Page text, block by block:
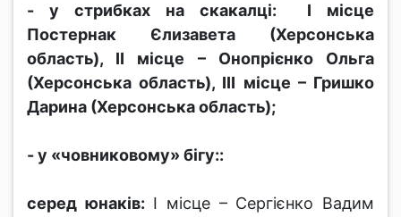
- у стрибках на скакалці: І місце
Постернак Єлизавета (Херсонська
область), ІІ місце – Онопрієнко Ольга
(Херсонська область), ІІІ місце – Гришко
Дарина (Херсонська область);
- у «човниковому» бігу::
серед юнаків: І місце – Сергієнко Вадим